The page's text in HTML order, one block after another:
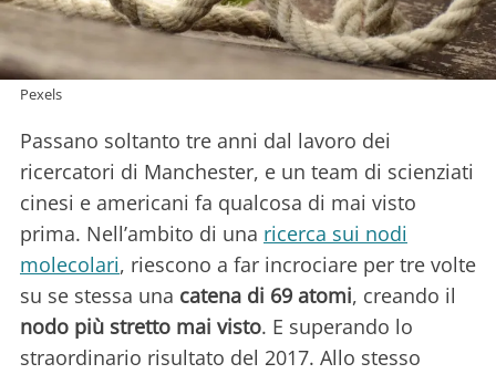
Pexels
Passano soltanto tre anni dal lavoro dei
ricercatori di Manchester, e un team di scienziati
cinesi e americani fa qualcosa di mai visto
prima. Nell’ambito di una ricerca sui nodi
molecolari, riescono a far incrociare per tre volte
su se stessa una catena di 69 atomi, creando il
nodo più stretto mai visto. E superando lo
straordinario risultato del 2017. Allo stesso